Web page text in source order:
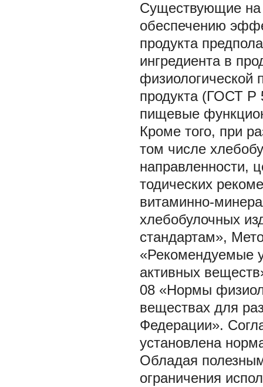
Существующие на
обеспечению
продукта
ингредиента в
физиологической
продукта (ГОСТ Р
пищевые
Кроме того, при
том числе
направленности,
тодических
витаминно-
хлебобулочных
стандартам»,
«Рекомендуемые
активных
08 «Нормы
веществах для
Федерации».
установлена
Обладая
ограничения